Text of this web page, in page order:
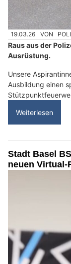
19.03.26 VON
Raus aus der
Ausrüstung.
Unsere
Ausbildung einen
Weiterlesen
Stadt Basel
neuen Virtual-